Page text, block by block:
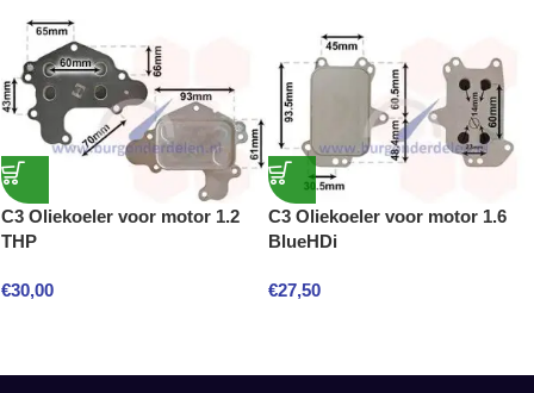
C3 Oliekoeler voor motor 1.2
THP
€30,00
C3 Oliekoeler voor motor 1.6
BlueHDi
€27,50